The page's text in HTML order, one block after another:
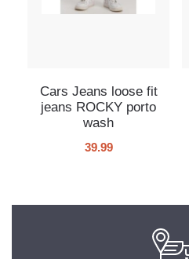
Cars Jeans loose fit
jeans ROCKY porto
wash
39.99